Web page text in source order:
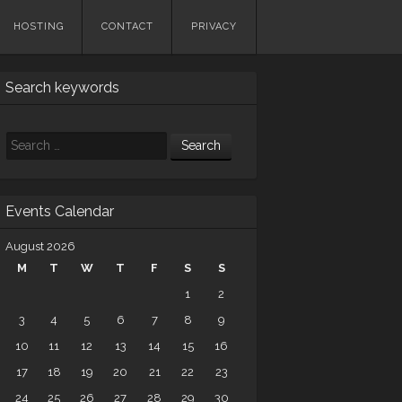
HOSTING CONTACT PRIVACY
Search keywords
Search
Events Calendar
August 2026
M
T W T F S
S
1
2
3
4 5 6 7 8
9
10
11 12 13 14 15
16
17
18 19 20 21 22
23
24
25 26 27 28 29
30